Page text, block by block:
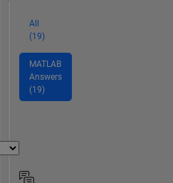
All
(19)
MATLAB
Answers
(19)